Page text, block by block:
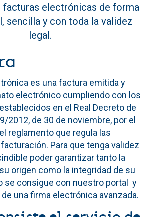
facturas electrónicas de forma
sencilla y con toda la validez
legal.
es una factura emitida y
electrónico cumpliendo con los
en el Real Decreto de
2012, de 30 de noviembre, por el
reglamento que regula las
Para que tenga validez
poder garantizar tanto la
origen como la integridad de su
se consigue con nuestro portal y
una firma electrónica avanzada.